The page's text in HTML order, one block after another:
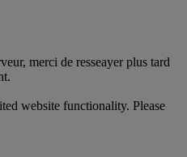
merci de resseayer plus tard
website functionality. Please